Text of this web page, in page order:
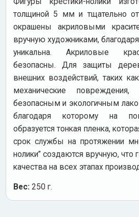
толщиной 5 мм и тщательно
окрашены акриловыми
вручную художниками,
уникальна. Акриловые
безопасны. Для защиты
внешних воздействий, таких
механические
безопасным и экологичным
благодаря которому на
образуется тонкая пленка,
срок службы на протяжении
нолики” создаются вручную, что
качества на всех этапах
Вес: 250 г.